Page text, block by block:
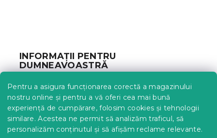
Pentru a asigura funcționarea corectă a magazinului
nostru online și pentru a vă oferi cea mai bună
experiență de cumpărare, folosim cookies și tehnologii
similare. Acestea ne permit să analizăm traficul, să
personalizăm conținutul și să afișăm reclame relevante.
u
l
i
s
t
ă
r
i
o
INFORMAȚII PENTRU
DUMNEAVOASTRĂ
Urmărirea comenzii
Opțiuni de livrare
Metode de plată
Reclamații și retururi
Contact